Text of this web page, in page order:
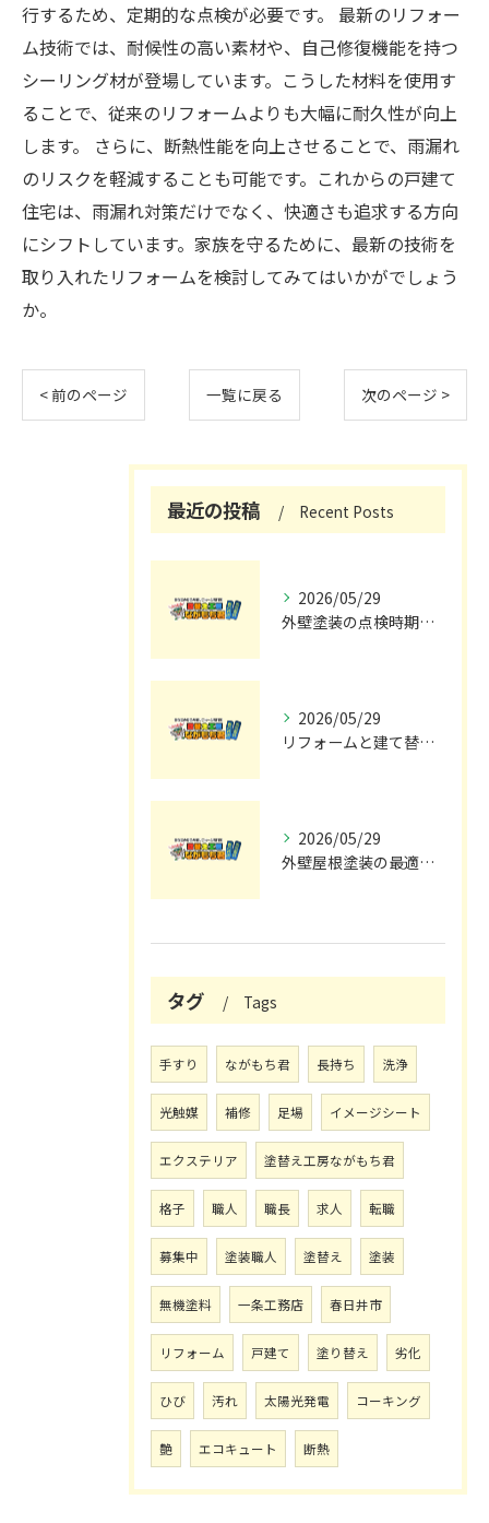
行するため、定期的な点検が必要です。 最新のリフォー
ム技術では、耐候性の高い素材や、自己修復機能を持つ
シーリング材が登場しています。こうした材料を使用す
ることで、従来のリフォームよりも大幅に耐久性が向上
します。 さらに、断熱性能を向上させることで、雨漏れ
のリスクを軽減することも可能です。これからの戸建て
住宅は、雨漏れ対策だけでなく、快適さも追求する方向
にシフトしています。家族を守るために、最新の技術を
取り入れたリフォームを検討してみてはいかがでしょう
か。
< 前のページ 一覧に戻る 次のページ >
最近の投稿 Recent Posts
2026/05/29
外壁塗装の点検時期と施工の最適タイミング
2026/05/29
リフォームと建て替えの費用と注意点完全解説
2026/05/29
外壁屋根塗装の最適メンテナンス時期
タグ Tags
手すり ながもち君 長持ち 洗浄
光触媒 補修 足場 イメージシート
エクステリア 塗替え工房ながもち君
格子 職人 職長 求人 転職
募集中 塗装職人 塗替え 塗装
無機塗料 一条工務店 春日井市
リフォーム 戸建て 塗り替え 劣化
ひび 汚れ 太陽光発電 コーキング
艶 エコキュート 断熱